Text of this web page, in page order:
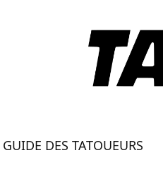
GUIDE DES TATOUEURS